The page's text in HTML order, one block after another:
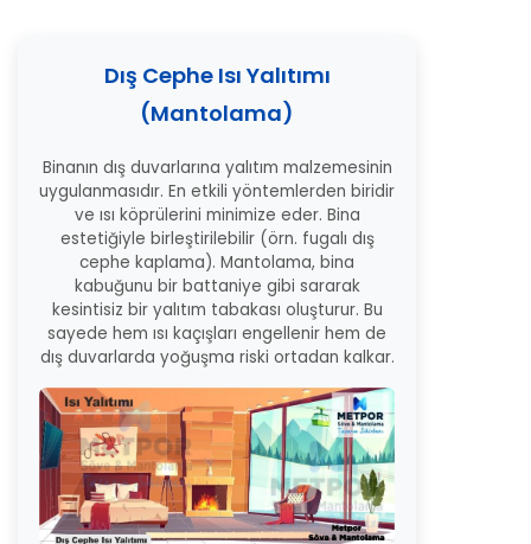
Dış Cephe Isı Yalıtımı
(Mantolama)
Binanın dış duvarlarına yalıtım malzemesinin
uygulanmasıdır. En etkili yöntemlerden biridir
ve ısı köprülerini minimize eder. Bina
estetiğiyle birleştirilebilir (örn. fugalı dış
cephe kaplama). Mantolama, bina
kabuğunu bir battaniye gibi sararak
kesintisiz bir yalıtım tabakası oluşturur. Bu
sayede hem ısı kaçışları engellenir hem de
dış duvarlarda yoğuşma riski ortadan kalkar.